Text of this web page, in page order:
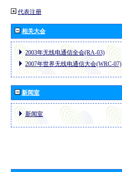
代表注册
相关大会
2003年无线电通信全会(RA-03)
2007年世界无线电通信大会(WRC-07)
新闻室
新闻室